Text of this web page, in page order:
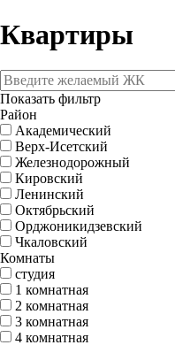
Квартиры
Показать фильтр
Район
Академический
Верх-Исетский
Железнодорожный
Кировский
Ленинский
Октябрьский
Орджоникидзевский
Чкаловский
Комнаты
студия
1 комнатная
2 комнатная
3 комнатная
4 комнатная